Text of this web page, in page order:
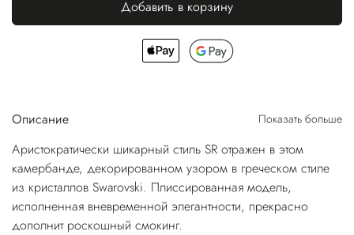
Добавить в корзину
Описание Показать больше
Аристократически шикарный стиль SR отражен в этом
камербанде, декорированном узором в греческом стиле
из кристаллов Swarovski. Плиссированная модель,
исполненная вневременной элегантности, прекрасно
дополнит роскошный смокинг.